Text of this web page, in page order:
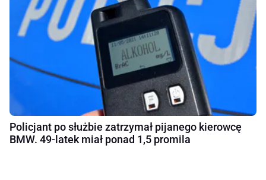
Policjant po służbie zatrzymał pijanego kierowcę
BMW. 49-latek miał ponad 1,5 promila